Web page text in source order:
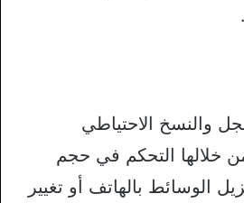
والنسخ الاحتياطي
خلالها التحكم في حجم
الوسائط بالهاتف أو تغيير